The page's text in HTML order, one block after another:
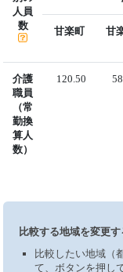
人員
数
甘楽町
甘
介護
職員
（常
勤換
算人
数）
120.50
比較する地域を変更す
比較したい地域（
て、ボタンを押し